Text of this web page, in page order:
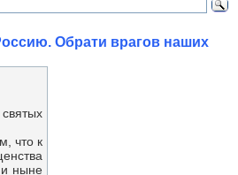
Обрати врагов наших
что к
ства
и ныне